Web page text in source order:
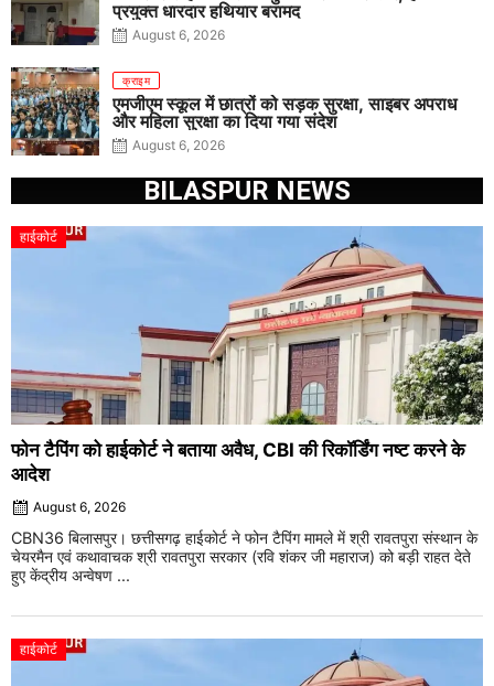
प्रयुक्त धारदार हथियार बरामद
August 6, 2026
क्राइम
एमजीएम स्कूल में छात्रों को सड़क सुरक्षा, साइबर अपराध
और महिला सुरक्षा का दिया गया संदेश
August 6, 2026
BILASPUR NEWS
हाईकोर्ट
फोन टैपिंग को हाईकोर्ट ने बताया अवैध, CBI की रिकॉर्डिंग नष्ट करने के
आदेश
August 6, 2026
CBN36 बिलासपुर। छत्तीसगढ़ हाईकोर्ट ने फोन टैपिंग मामले में श्री रावतपुरा संस्थान के
चेयरमैन एवं कथावाचक श्री रावतपुरा सरकार (रवि शंकर जी महाराज) को बड़ी राहत देते
हुए केंद्रीय अन्वेषण ...
हाईकोर्ट